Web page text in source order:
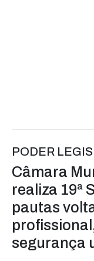
PODER
Câmara
realiza 19ª
pautas
segurança